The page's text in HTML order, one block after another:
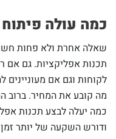
כמה עולה
שאלה אחרת ולא פחות
תכנות אפליקציות. גם אם
לקוחות וגם אם
מה קובע את המחיר. ברוב
כמה יעלה לבצע תכנות
ודורש השקעה של יותר